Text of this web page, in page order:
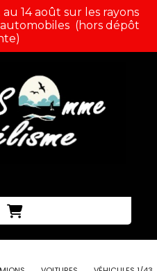
14 août sur les rayons
(hors dépôt